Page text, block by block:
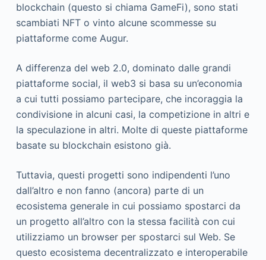
blockchain (questo si chiama GameFi), sono stati
scambiati NFT o vinto alcune scommesse su
piattaforme come Augur.
A differenza del web 2.0, dominato dalle grandi
piattaforme social, il web3 si basa su un’economia
a cui tutti possiamo partecipare, che incoraggia la
condivisione in alcuni casi, la competizione in altri e
la speculazione in altri. Molte di queste piattaforme
basate su blockchain esistono già.
Tuttavia, questi progetti sono indipendenti l’uno
dall’altro e non fanno (ancora) parte di un
ecosistema generale in cui possiamo spostarci da
un progetto all’altro con la stessa facilità con cui
utilizziamo un browser per spostarci sul Web. Se
questo ecosistema decentralizzato e interoperabile